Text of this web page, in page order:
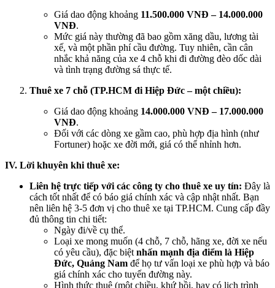
Giá dao động khoảng 11.500.000 VNĐ – 14.000.000
VNĐ.
Mức giá này thường đã bao gồm xăng dầu, lương tài
xế, và một phần phí cầu đường. Tuy nhiên, cần cân
nhắc khả năng của xe 4 chỗ khi đi đường đèo dốc dài
và tình trạng đường sá thực tế.
Thuê xe 7 chỗ (TP.HCM đi Hiệp Đức – một chiều):
Giá dao động khoảng 14.000.000 VNĐ – 17.000.000
VNĐ.
Đối với các dòng xe gầm cao, phù hợp địa hình (như
Fortuner) hoặc xe đời mới, giá có thể nhỉnh hơn.
IV. Lời khuyên khi thuê xe:
Liên hệ trực tiếp với các công ty cho thuê xe uy tín: Đây là
cách tốt nhất để có báo giá chính xác và cập nhật nhất. Bạn
nên liên hệ 3-5 đơn vị cho thuê xe tại TP.HCM. Cung cấp đầy
đủ thông tin chi tiết:
Ngày đi/về cụ thể.
Loại xe mong muốn (4 chỗ, 7 chỗ, hãng xe, đời xe nếu
có yêu cầu), đặc biệtnhấn mạnh địa điểm là Hiệp
Đức, Quảng Nam để họ tư vấn loại xe phù hợp và báo
giá chính xác cho tuyến đường này.
Hình thức thuê (một chiều, khứ hồi, hay có lịch trình